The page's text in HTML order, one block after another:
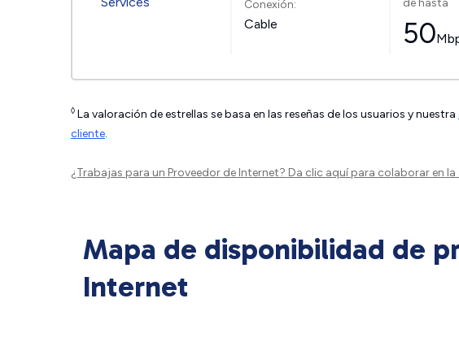
Conexión:
Cable 50
◊ La valoración de estrellas se basa en las reseñas de los usuarios y nuestra
cliente.
¿Trabajas para un Proveedor de Internet? Da clic aquípara colaborar en
Mapa de disponibilidad de
Internet